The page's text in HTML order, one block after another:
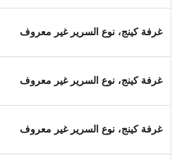
غرفة كينج، نوع السرير غير معروف
غرفة كينج، نوع السرير غير معروف
غرفة كينج، نوع السرير غير معروف